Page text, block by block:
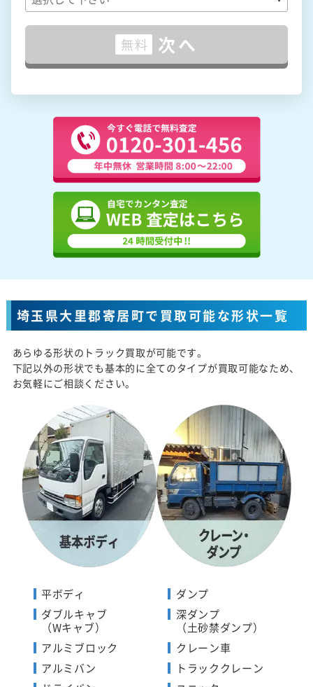
無料 次へ
埼玉県大里郡寄居町で買取可能な形状一覧
あらゆる形状のトラック買取が可能です。
下記以外の形状でも基本的に全てのタイプが買取可能なため、
お気軽にご相談ください。
平ボディ
ダブルキャブ
（Wキャブ）
アルミブロック
アルミバン
ダンプ
深ダンプ
（土砂禁ダンプ）
クレーン車
トラッククレーン